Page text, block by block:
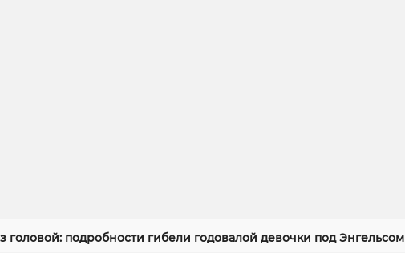
головой: подробности гибели годовалой девочки под Энгельсом